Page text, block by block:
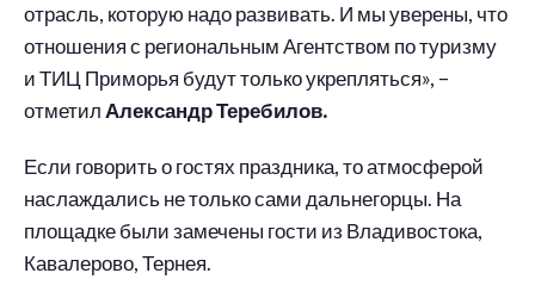
отрасль, которую надо развивать. И мы уверены, что
отношения с региональным Агентством по туризму
и ТИЦ Приморья будут только укрепляться», –
отметилАлександр Теребилов.
Если говорить о гостях праздника, то атмосферой
наслаждались не только сами дальнегорцы. На
площадке были замечены гости из Владивостока,
Кавалерово, Тернея.